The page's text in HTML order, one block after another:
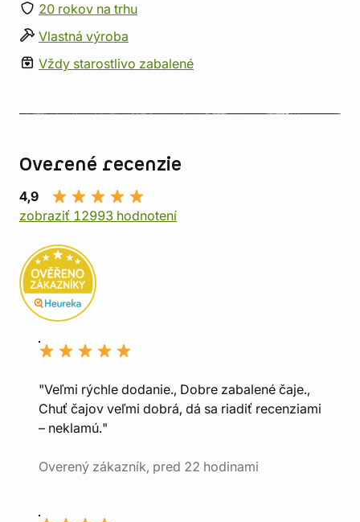
20 rokov na trhu
Vlastná výroba
Vždy starostlivo zabalené
Overené recenzie
4,9
zobraziť 12993 hodnotení
"Veľmi rýchle dodanie., Dobre zabalené čaje.,
Chuť čajov veľmi dobrá, dá sa riadiť recenziami
– neklamú."
Overený zákazník, pred 22 hodinami